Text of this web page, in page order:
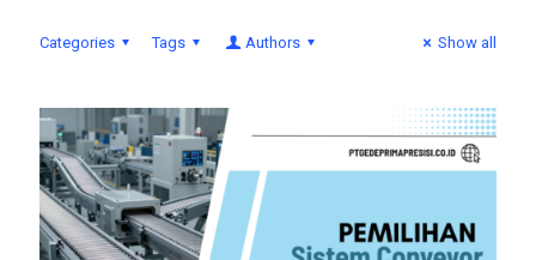
Categories Tags Authors Show all